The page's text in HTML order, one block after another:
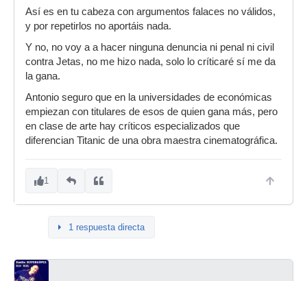
Así es en tu cabeza con argumentos falaces no válidos,
y por repetirlos no aportáis nada.
Y no, no voy a a hacer ninguna denuncia ni penal ni civil
contra Jetas, no me hizo nada, solo lo críticaré sí me da
la gana.
Antonio seguro que en la universidades de económicas
empiezan con titulares de esos de quien gana más, pero
en clase de arte hay críticos especializados que
diferencian Titanic de una obra maestra cinematográfica.
1
1 respuesta directa